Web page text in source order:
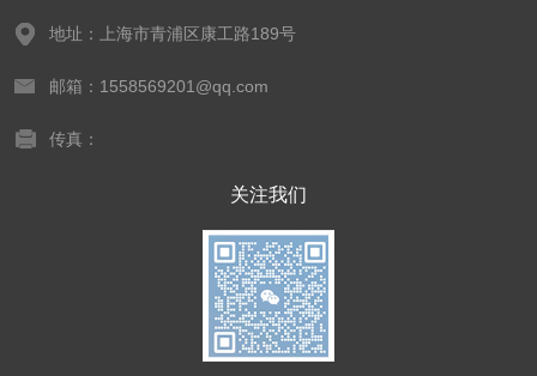
地址：上海市青浦区康工路189号
邮箱：1558569201@qq.com
传真：
关注我们